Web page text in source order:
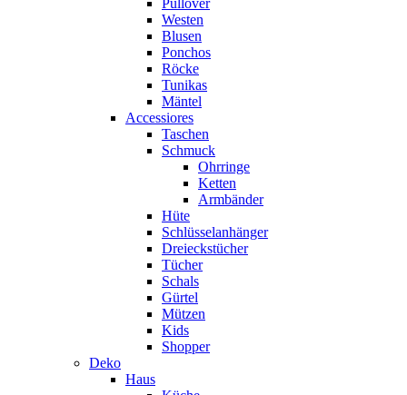
Pullover
Westen
Blusen
Ponchos
Röcke
Tunikas
Mäntel
Accessiores
Taschen
Schmuck
Ohrringe
Ketten
Armbänder
Hüte
Schlüsselanhänger
Dreieckstücher
Tücher
Schals
Gürtel
Mützen
Kids
Shopper
Deko
Haus